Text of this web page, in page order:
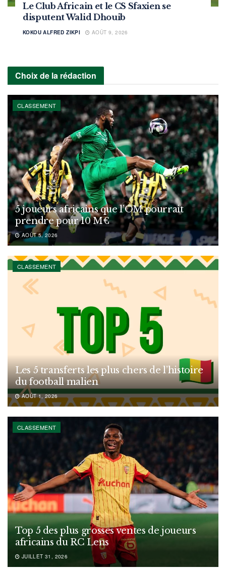
Le Club Africain et le CS Sfaxien se
disputent Walid Dhouib
KOKOU ALFRED ZIKPI AOÛT 9, 2026
Choix de la rédaction
CLASSEMENT
5 joueurs africains que l’OM pourrait
prendre pour 10 M€
AOÛT 5, 2026
CLASSEMENT
Les 5 transferts les plus chers de l’histoire
du football malien
AOÛT 1, 2026
CLASSEMENT
Top 5 des plus grosses ventes de joueurs
africains du RC Lens
JUILLET 31, 2026